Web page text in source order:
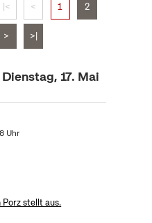
|< < 1 2
> >|
17. Mai
Uhr
stellt aus.